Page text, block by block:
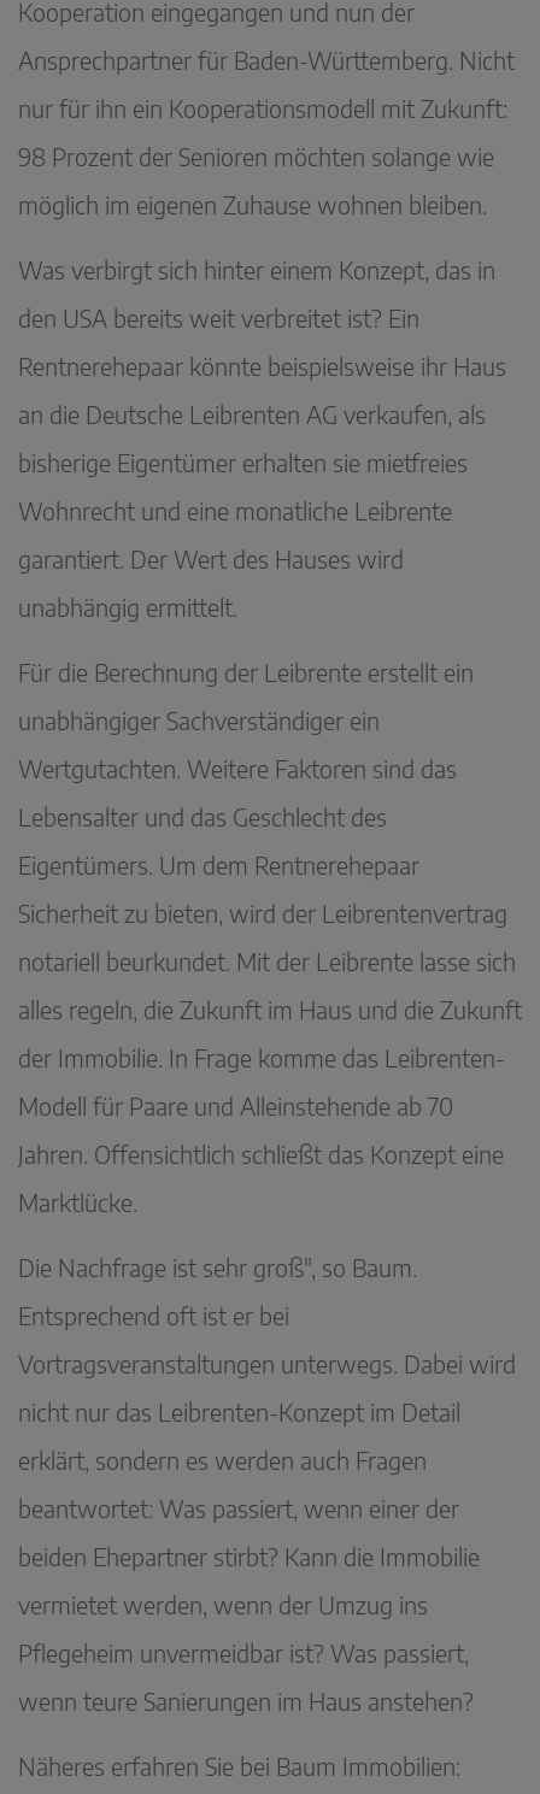
Kooperation eingegangen und nun der
Ansprechpartner für Baden-Württemberg. Nicht
nur für ihn ein Kooperationsmodell mit Zukunft:
98 Prozent der Senioren möchten solange wie
möglich im eigenen Zuhause wohnen bleiben.
Was verbirgt sich hinter einem Konzept, das in
den USA bereits weit verbreitet ist? Ein
Rentnerehepaar könnte beispielsweise ihr Haus
an die Deutsche Leibrenten AG verkaufen, als
bisherige Eigentümer erhalten sie mietfreies
Wohnrecht und eine monatliche Leibrente
garantiert. Der Wert des Hauses wird
unabhängig ermittelt.
Für die Berechnung der Leibrente erstellt ein
unabhängiger Sachverständiger ein
Wertgutachten. Weitere Faktoren sind das
Lebensalter und das Geschlecht des
Eigentümers. Um dem Rentnerehepaar
Sicherheit zu bieten, wird der Leibrentenvertrag
notariell beurkundet. Mit der Leibrente lasse sich
alles regeln, die Zukunft im Haus und die Zukunft
der Immobilie. In Frage komme das ­Leibrenten-
Modell für Paare und Alleinstehende ab 70
Jahren. Offensichtlich schließt das Konzept eine
Marktlücke.
Die Nachfrage ist sehr groß", so Baum.
Entsprechend oft ist er bei
Vortragsveranstaltungen unterwegs. Dabei wird
nicht nur das Leibrenten-Konzept im Detail
erklärt, sondern es werden auch Fragen
beantwortet: Was passiert, wenn einer der
beiden Ehepartner stirbt? Kann die Immobilie
vermietet werden, wenn der Umzug ins
Pflegeheim unvermeidbar ist? Was passiert,
wenn teure Sanierungen im Haus anstehen?
Näheres erfahren Sie bei Baum Immobilien: